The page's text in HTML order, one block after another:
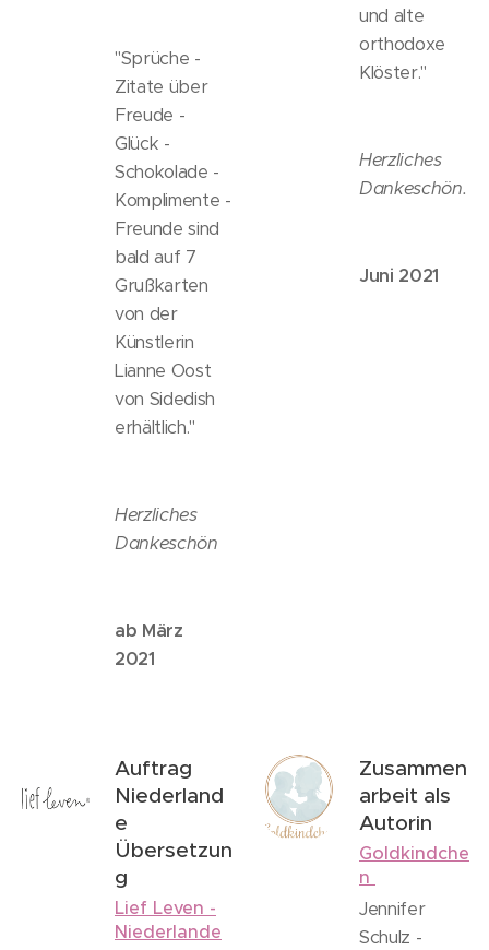
"Sprüche -
Zitate über
Freude -
Glück -
Schokolade -
Komplimente -
Freunde sind
bald auf 7
Grußkarten
von der
Künstlerin
Lianne Oost
von Sidedish
erhältlich."
Herzliches
Dankeschön
ab März
2021
und alte
orthodoxe
Klöster."
Herzliches
Dankeschön.
Juni 2021
Auftrag
Niederland
e
Übersetzun
g
Lief Leven -
Niederlande
Zusammen
arbeit als
Autorin
Goldkindche
n
Jennifer
Schulz -